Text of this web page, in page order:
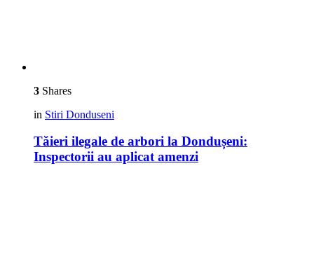
3 Shares
in Stiri Donduseni
Tăieri ilegale de arbori la Dondușeni:
Inspectorii au aplicat amenzi